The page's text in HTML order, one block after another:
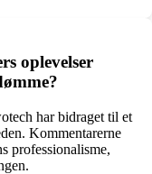
oplevelser
har bidraget til et
Kommentarerne
professionalisme,